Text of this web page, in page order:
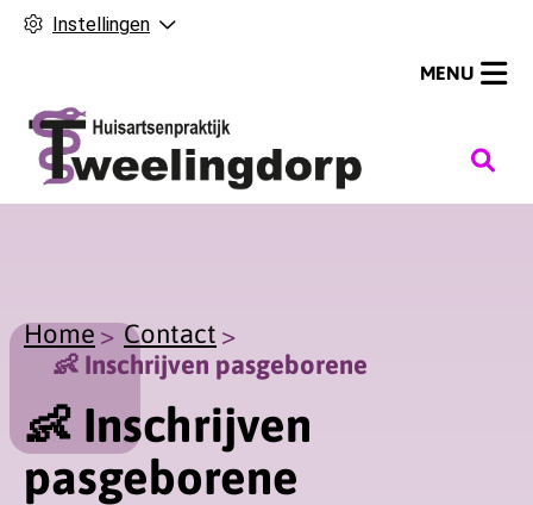
Instellingen
H
o
MENU
Home
Contact
👶 Inschrijven pasgeborene
👶 Inschrijven
pasgeborene